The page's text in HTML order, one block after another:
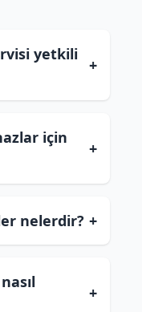
yetkili
+
için
+
nelerdir? +
+